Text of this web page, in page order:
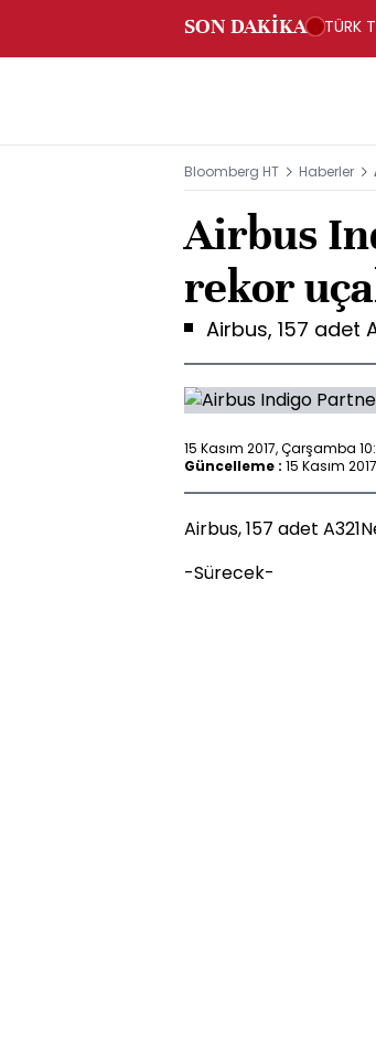
SON DAKİKA TÜRK
Bloomberg HT Haberler
Airbus
rekor
Airbus, 157 adet
15 Kasım 2017, Çarşamba
Güncelleme : 15 Kasım
Airbus, 157 adet
-Sürecek-